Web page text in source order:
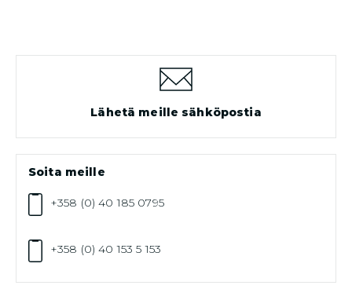
Lähetä meille sähköpostia
Soita meille
+358 (0) 40 185 0795
+358 (0) 40 153 5 153